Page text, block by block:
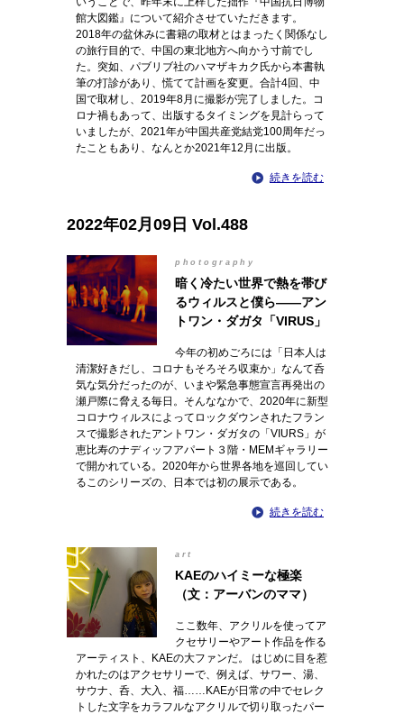
館大図鑑』について紹介させていただきます。
2018年の盆休みに書籍の取材とはまったく関係なし
の旅行目的で、中国の東北地方へ向かう寸前でし
た。突如、パブリブ社のハマザキカク氏から本書執
筆の打診があり、慌てて計画を変更。合計4回、中
国で取材し、2019年8月に撮影が完了しました。コ
ロナ禍もあって、出版するタイミングを見計らって
いましたが、2021年が中国共産党結党100周年だっ
たこともあり、なんとか2021年12月に出版。
続きを読む
2022年02月09日 Vol.488
photography
暗く冷たい世界で熱を帯び
るウィルスと僕ら――アン
トワン・ダガタ「VIRUS」
今年の初めごろには「日本人は
清潔好きだし、コロナもそろそろ収束か」なんて呑
気な気分だったのが、いまや緊急事態宣言再発出の
瀬戸際に脅える毎日。そんななかで、2020年に新型
コロナウィルスによってロックダウンされたフラン
スで撮影されたアントワン・ダガタの「VIURS」が
恵比寿のナディッフアパート３階・MEMギャラリー
で開かれている。2020年から世界各地を巡回してい
るこのシリーズの、日本では初の展示である。
続きを読む
art
KAEのハイミーな極楽
（文：アーバンのママ）
ここ数年、アクリルを使ってア
クセサリーやアート作品を作る
アーティスト、KAEの大ファンだ。 はじめに目を惹
かれたのはアクセサリーで、例えば、サワー、湯、
サウナ、呑、大入、福……KAEが日常の中でセレク
トした文字をカラフルなアクリルで切り取ったパー